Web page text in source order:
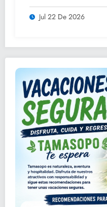
orden y tranquilidad
Jul 22 De 2026